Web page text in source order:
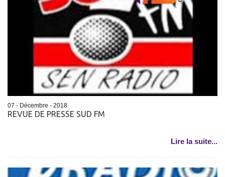
07 - Décembre - 2018
REVUE DE PRESSE SUD FM
Lire la suite...